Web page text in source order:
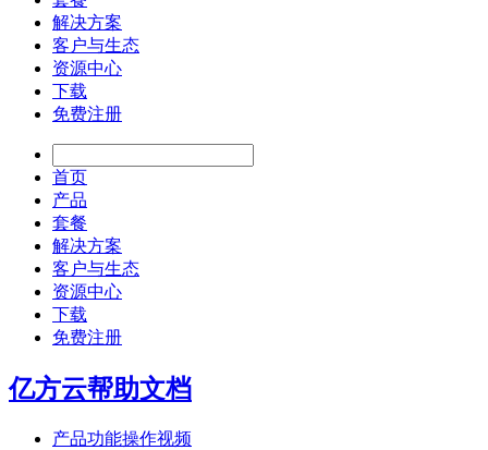
解决方案
客户与生态
资源中心
下载
免费注册
首页
产品
套餐
解决方案
客户与生态
资源中心
下载
免费注册
亿方云帮助文档
产品功能操作视频